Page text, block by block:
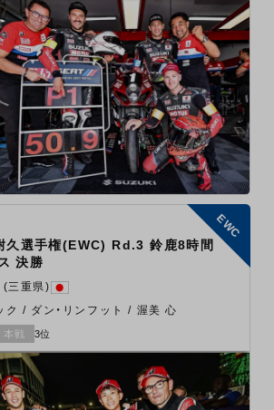
選手権(EWC) Rd.3 鈴鹿8時間
決勝
(三重県)
ク / ダン・リンフット / 渥美 心
本戦 3位
EWC